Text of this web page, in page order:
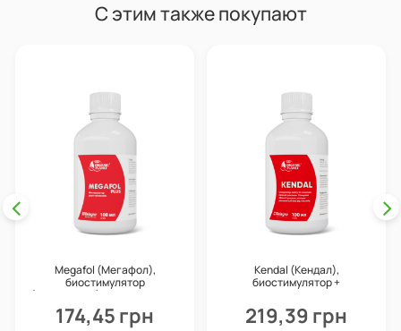
С этим также покупают
Megafol (Мегафол),
биостимулятор
(антистресс), 100 мл, Valagro
174,45 грн
Kendal (Кендал),
биостимулятор +
мл, Valagro
219,39 грн